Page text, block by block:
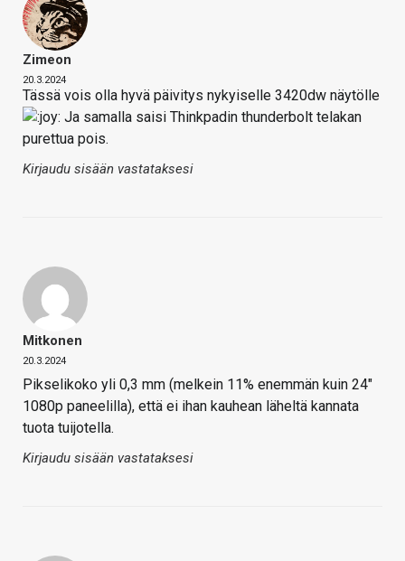
Zimeon
20.3.2024
Tässä vois olla hyvä päivitys nykyiselle 3420dw näytölle
Ja samalla saisi Thinkpadin thunderbolt telakan
purettua pois.
Kirjaudu sisään vastataksesi
Mitkonen
20.3.2024
Pikselikoko yli 0,3 mm (melkein 11% enemmän kuin 24″
1080p paneelilla), että ei ihan kauhean läheltä kannata
tuota tuijotella.
Kirjaudu sisään vastataksesi